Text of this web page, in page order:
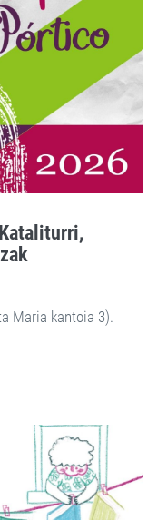
Maria kantoia 3).